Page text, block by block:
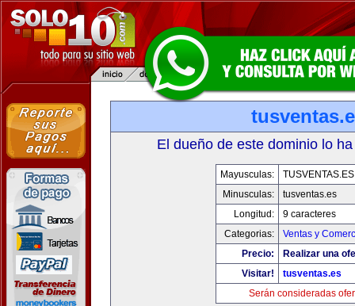
El dueño de este dominio lo
Mayusculas:
TUSVENTAS.ES
Minusculas:
tusventas.es
Longitud:
9 caracteres
Categorias:
Ventas y
Precio:
Realizar una
Visitar!
tusventas.es
Serán consideradas